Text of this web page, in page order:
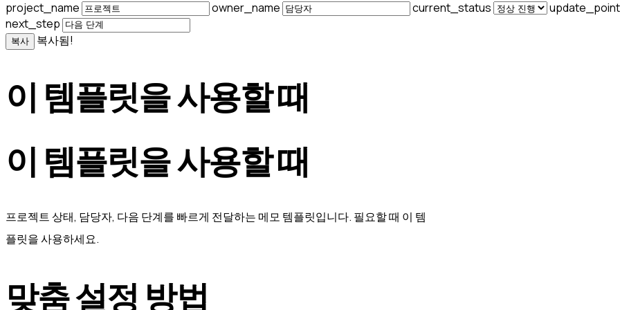
project_name owner_name current_status
next_step
복사 복사됨!
이 템플릿을 사용할 때
이 템플릿을 사용할 때
프로젝트 상태, 담당자, 다음 단계를 빠르게 전달하는 메모 템플릿입니다. 필요할 때 이 템
플릿을 사용하세요.
맞춤 설정 방법